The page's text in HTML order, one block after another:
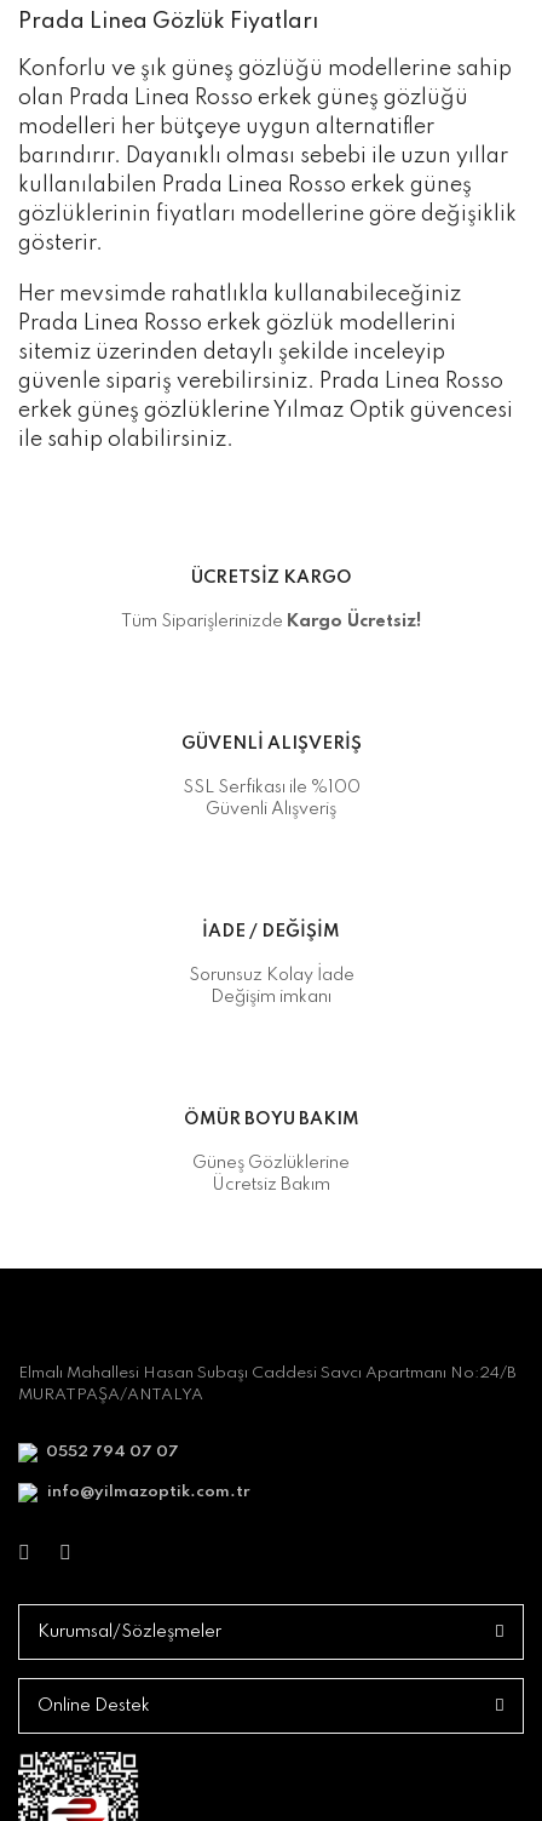
Prada Linea Gözlük Fiyatları
Konforlu ve şık güneş gözlüğü modellerine sahip
olan Prada Linea Rosso erkek güneş gözlüğü
modelleri her bütçeye uygun alternatifler
barındırır. Dayanıklı olması sebebi ile uzun yıllar
kullanılabilen Prada Linea Rosso erkek güneş
gözlüklerinin fiyatları modellerine göre değişiklik
gösterir.
Her mevsimde rahatlıkla kullanabileceğiniz
Prada Linea Rosso erkek gözlük modellerini
sitemiz üzerinden detaylı şekilde inceleyip
güvenle sipariş verebilirsiniz. Prada Linea Rosso
erkek güneş gözlüklerine Yılmaz Optik güvencesi
ile sahip olabilirsiniz.
ÜCRETSİZ KARGO
Tüm Siparişlerinizde Kargo Ücretsiz!
GÜVENLİ ALIŞVERİŞ
SSL Serfikası ile %100
Güvenli Alışveriş
İADE / DEĞİŞİM
Sorunsuz Kolay İade
Değişim imkanı
ÖMÜR BOYU BAKIM
Güneş Gözlüklerine
Ücretsiz Bakım
Elmalı Mahallesi Hasan Subaşı Caddesi Savcı Apartmanı No:24/B
MURATPAŞA/ANTALYA
0552 794 07 07
info@yilmazoptik.com.tr
Kurumsal/Sözleşmeler
Online Destek